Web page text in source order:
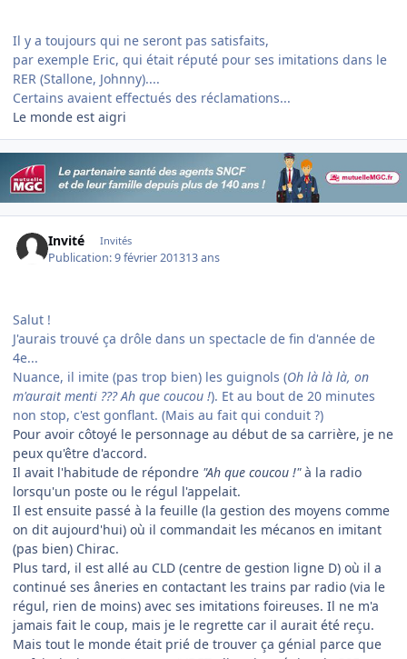
Il y a toujours qui ne seront pas satisfaits,
par exemple Eric, qui était réputé pour ses imitations dans le
RER (Stallone, Johnny)....
Certains avaient effectués des réclamations...
Le monde est aigri
Invité Invités
Publication:9 février 201313 ans
Salut !
J'aurais trouvé ça drôle dans un spectacle de fin d'année de
4e...
Nuance, il imite (pas trop bien) les guignols (Oh là là là, on
m'aurait menti ??? Ah que coucou !). Et au bout de 20 minutes
non stop, c'est gonflant. (Mais au fait qui conduit ?)
Pour avoir côtoyé le personnage au début de sa carrière, je ne
peux qu'être d'accord.
Il avait l'habitude de répondre "Ah que coucou !"à la radio
lorsqu'un poste ou le régul l'appelait.
Il est ensuite passé à la feuille (la gestion des moyens comme
on dit aujourd'hui) où il commandait les mécanos en imitant
(pas bien) Chirac.
Plus tard, il est allé au CLD (centre de gestion ligne D) où il a
continué ses âneries en contactant les trains par radio (via le
régul, rien de moins) avec ses imitations foireuses. Il ne m'a
jamais fait le coup, mais je le regrette car il aurait été reçu.
Mais tout le monde était prié de trouver ça génial parce que